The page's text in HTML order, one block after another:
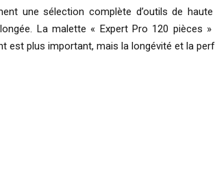
une sélection complète d’outils de
La malette « Expert Pro 120 pièces
est plus important, mais la longévité et la